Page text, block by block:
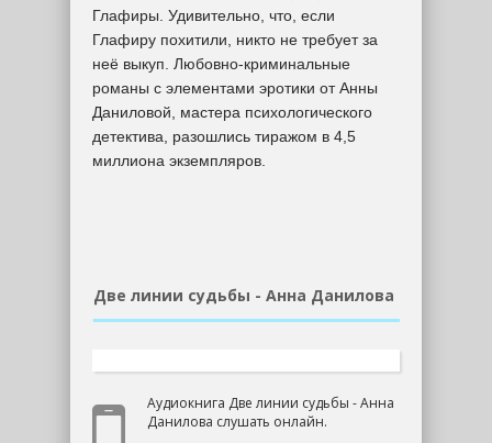
Глафиры. Удивительно, что, если
Глафиру похитили, никто не требует за
неё выкуп. Любовно-криминальные
романы с элементами эротики от Анны
Даниловой, мастера психологического
детектива, разошлись тиражом в 4,5
миллиона экземпляров.
Две линии судьбы - Анна Данилова
Аудиокнига Две линии судьбы - Анна
Данилова слушать онлайн.